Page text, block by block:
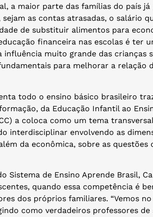
a maior parte das famílias do país
as contas atrasadas, o salário
de substituir alimentos para
financeira nas escolas é ter
influência muito grande das crianças
para melhorar a relação
todo o ensino básico brasileiro
da Educação Infantil ao
a coloca como um tema
interdisciplinar envolvendo as
da econômica, sobre as questões
Sistema de Ensino Aprende Brasil,
quando essa competência é
dos próprios familiares. “Vemos no
como verdadeiros professores de